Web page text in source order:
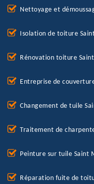
Nettoyage et
Isolation de toiture
Rénovation toiture
Entreprise de
Changement de tuile
Traitement de
Peinture sur tuile Saint
Réparation fuite de